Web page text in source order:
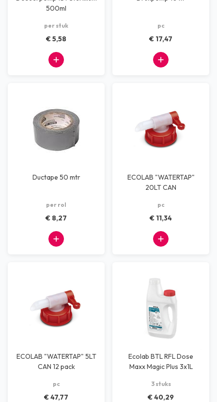
500ml
per stuk
€ 5,58
pc
€ 17,47
Ductape 50 mtr
per rol
€ 8,27
ECOLAB "WATERTAP"
20LT CAN
pc
€ 11,34
ECOLAB "WATERTAP" 5LT
CAN 12 pack
pc
€ 47,77
Ecolab BTL RFL Dose
Maxx Magic Plus 3x1L
3 stuks
€ 40,29